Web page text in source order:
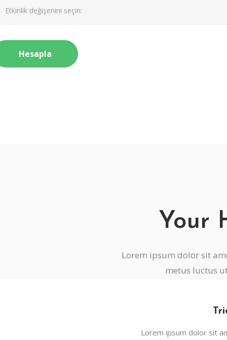
Your
Lorem ipsum dolor sit
metus luctus
Lorem ipsum dolor sit